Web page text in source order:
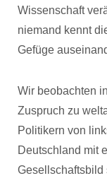
Wissenschaft
niemand kennt
Gefüge
Wir beobachten
Zuspruch zu
Politikern von
Deutschland mit
Gesellschaftsbild